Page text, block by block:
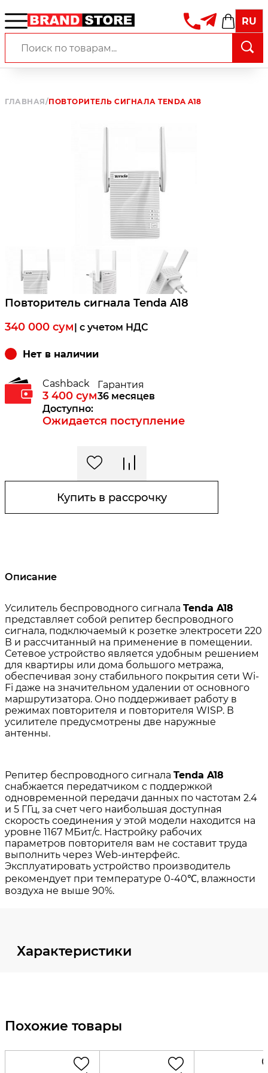
RU
ГЛАВНАЯ/ПОВТОРИТЕЛЬ СИГНАЛА TENDA A18
Повторитель сигнала Tenda A18
340 000 сум| c учетом НДС
Нет в наличии
Cashback
3 400 сум
Гарантия
36 месяцев
Доступно:
Ожидается поступление
Купить в рассрочку
Описание
Характеристики
Похожие товары